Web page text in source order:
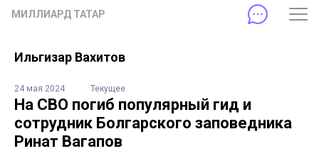
МИЛЛИАРД ТАТАР
Ильгизар Вахитов
24 мая 2024 Текущее
На СВО погиб популярный гид и
сотрудник Болгарского заповедника
Ринат Вагапов